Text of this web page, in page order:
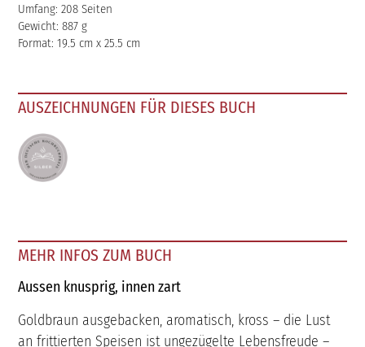
Umfang: 208 Seiten
Gewicht: 887 g
Format: 19.5 cm x 25.5 cm
AUSZEICHNUNGEN FÜR DIESES BUCH
MEHR INFOS ZUM BUCH
Aussen knusprig, innen zart
Goldbraun ausgebacken, aromatisch, kross – die Lust
an frittierten Speisen ist ungezügelte Lebensfreude –